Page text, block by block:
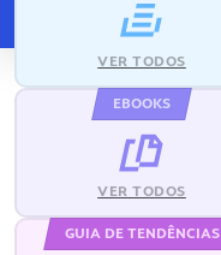
VER TODOS
EBOOKS
VER TODOS
GUIA DE TENDÊNCIAS